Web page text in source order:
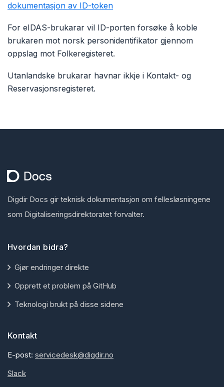
dokumentasjon av ID-token
For eIDAS-brukarar vil ID-porten forsøke å koble
brukaren mot norsk personidentifikator gjennom
oppslag mot Folkeregisteret.
Utanlandske brukarar havnar ikkje i Kontakt- og
Reservasjonsregisteret.
Digdir Docs gir teknisk dokumentasjon om fellesløsningene
som Digitaliseringsdirektoratet forvalter.
Hvordan bidra?
Gjør endringer direkte
Opprett et problem på GitHub
Teknologi brukt på disse sidene
Kontakt
E-post: servicedesk@digdir.no
Slack